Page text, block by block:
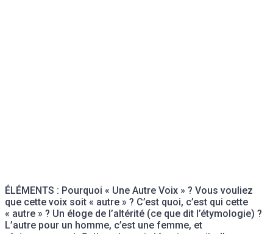
ÉLÉMENTS : Pourquoi « Une Autre Voix » ? Vous vouliez
que cette voix soit « autre » ? C’est quoi, c’est qui cette
« autre » ? Un éloge de l’altérité (ce que dit l’étymologie) ?
L’autre pour un homme, c’est une femme, et